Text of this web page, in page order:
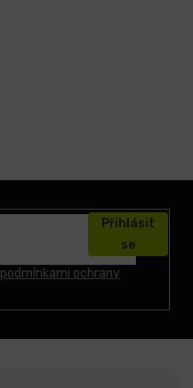
podmínkami ochrany
Přihlásit
se